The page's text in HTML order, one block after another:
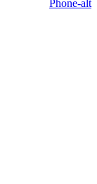
Phone-alt